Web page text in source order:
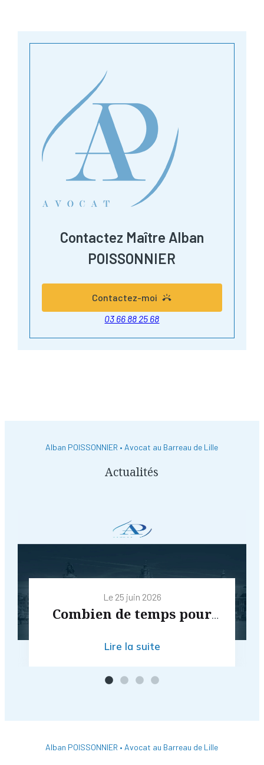
Contactez Maître Alban
POISSONNIER
Contactez-moi
03 66 88 25 68
Alban POISSONNIER • Avocat au Barreau de Lille
Actualités
Le 25 juin 2026
Combien de temps pour
amiable en 2026 ?
Lire la suite
Alban POISSONNIER • Avocat au Barreau de Lille